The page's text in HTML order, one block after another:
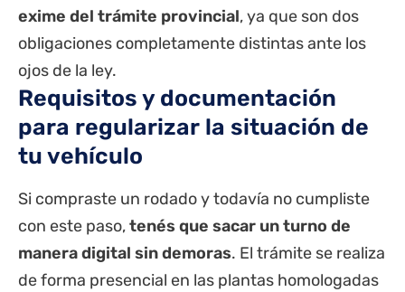
exime del trámite provincial, ya que son dos
obligaciones completamente distintas ante los
ojos de la ley.
Requisitos y documentación
para regularizar la situación de
tu vehículo
Si compraste un rodado y todavía no cumpliste
con este paso,tenés que sacar un turno de
manera digital sin demoras. El trámite se realiza
de forma presencial en las plantas homologadas